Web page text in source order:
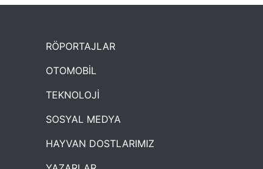
RÖPORTAJLAR
OTOMOBİL
TEKNOLOJİ
SOSYAL MEDYA
HAYVAN DOSTLARIMIZ